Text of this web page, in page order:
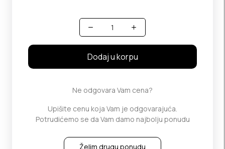
Količina
Dodaj u korpu
Ne odgovara Vam cena?
Upišite cenu koja Vam je odgovarajuća.
Potrudićemo se da Vam damo najbolju ponudu
Želim drugu ponudu